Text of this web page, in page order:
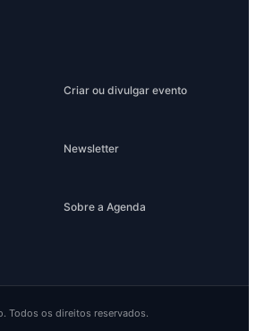
Criar ou divulgar evento
Newsletter
Sobre a Agenda
Todos os direitos reservados.